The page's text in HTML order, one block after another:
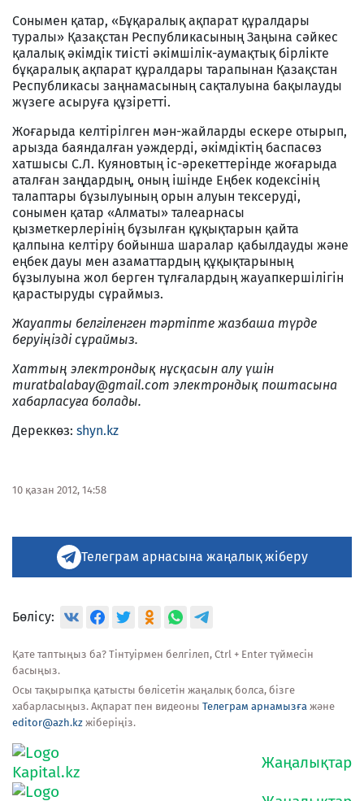
Сонымен қатар, «Бұқаралық ақпарат құралдары
туралы» Қазақстан Республикасының Заңына сәйкес
қалалық әкімдік тиісті әкімшілік-аумақтық бірлікте
бұқаралық ақпарат құралдары тарапынан Қазақстан
Республикасы заңнамасының сақталуына бақылауды
жүзеге асыруға құзіретті.
Жоғарыда келтірілген мән-жайларды ескере отырып,
арызда баяндалған уәждерді, әкімдіктің баспасөз
хатшысы С.Л. Куяновтың іс-әрекеттерінде жоғарыда
аталған заңдардың, оның ішінде Еңбек кодексінің
талаптары бұзылуының орын алуын тексеруді,
сонымен қатар «Алматы» талеарнасы
қызметкерлерінің бұзылған құқықтарын қайта
қалпына келтіру бойынша шаралар қабылдауды және
еңбек дауы мен азаматтардың құқықтарының
бұзылуына жол берген тұлғалардың жауапкершілігін
қарастыруды сұраймыз.
Жауапты белгіленген тәртіпте жазбаша түрде
беруіңізді сұраймыз.
Хаттың электрондық нұсқасын алу үшін
muratbalabay@gmail.com электрондық поштасына
хабарласуға болады.
Дереккөз: shyn.kz
10 қазан 2012, 14:58
Телеграм арнасына жаңалық жіберу
Бөлісу:
Қате таптыңыз ба? Тінтуірмен белгілеп, Ctrl + Enter түймесін
басыңыз.
Осы тақырыпқа қатысты бөлісетін жаңалық болса, бізге
хабарласыңыз. Ақпарат пен видеоны Телеграм арнамызға және
editor@azh.kz жіберіңіз.